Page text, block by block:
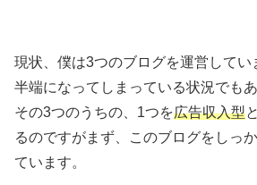
現状、僕は3つのブログを運営してい
半端になってしまっている状況でもあ
その3つのうちの、1つを広告収入型
るのですがまず、このブログをしっ
ています。